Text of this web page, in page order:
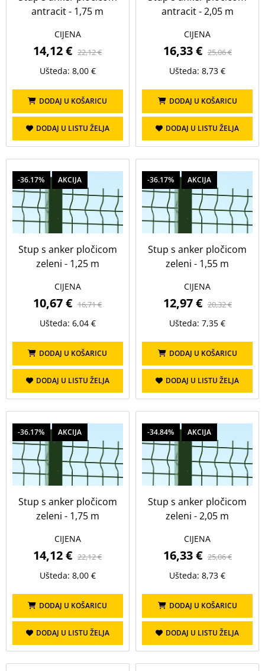
antracit - 1,75 m
CIJENA
14,12 € 22,12 €
Ušteda: 8,00 €
DODAJ U KOŠARICU
DODAJ U LISTU ŽELJA
antracit - 2,05 m
CIJENA
16,33 € 25,06 €
Ušteda: 8,73 €
DODAJ U KOŠARICU
DODAJ U LISTU ŽELJA
-36.17% AKCIJA
Stup s anker pločicom
zeleni - 1,25 m
CIJENA
10,67 € 16,71 €
Ušteda: 6,04 €
DODAJ U KOŠARICU
DODAJ U LISTU ŽELJA
-36.17% AKCIJA
Stup s anker pločicom
zeleni - 1,55 m
CIJENA
12,97 € 20,32 €
Ušteda: 7,35 €
DODAJ U KOŠARICU
DODAJ U LISTU ŽELJA
-36.17% AKCIJA
Stup s anker pločicom
zeleni - 1,75 m
CIJENA
14,12 € 22,12 €
Ušteda: 8,00 €
DODAJ U KOŠARICU
DODAJ U LISTU ŽELJA
-34.84% AKCIJA
Stup s anker pločicom
zeleni - 2,05 m
CIJENA
16,33 € 25,06 €
Ušteda: 8,73 €
DODAJ U KOŠARICU
DODAJ U LISTU ŽELJA